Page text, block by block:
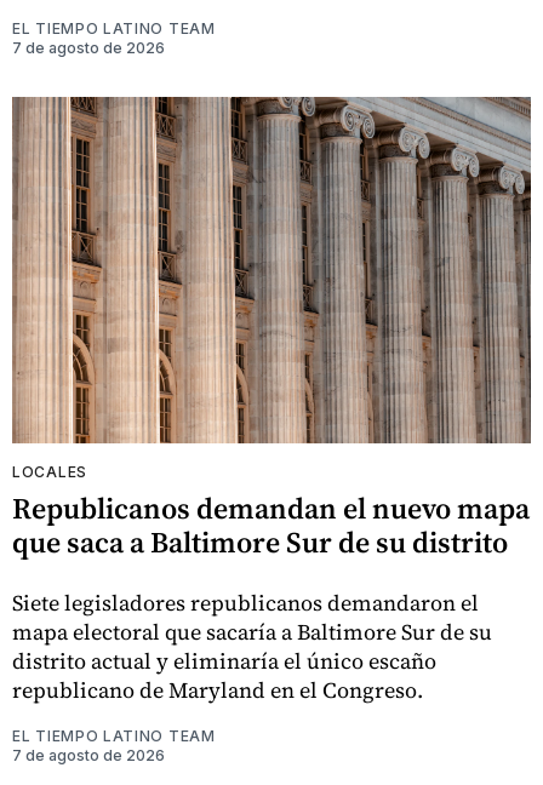
EL TIEMPO LATINO TEAM
7 de agosto de 2026
LOCALES
Republicanos demandan el nuevo mapa
que saca a Baltimore Sur de su distrito
Siete legisladores republicanos demandaron el
mapa electoral que sacaría a Baltimore Sur de su
distrito actual y eliminaría el único escaño
republicano de Maryland en el Congreso.
EL TIEMPO LATINO TEAM
7 de agosto de 2026